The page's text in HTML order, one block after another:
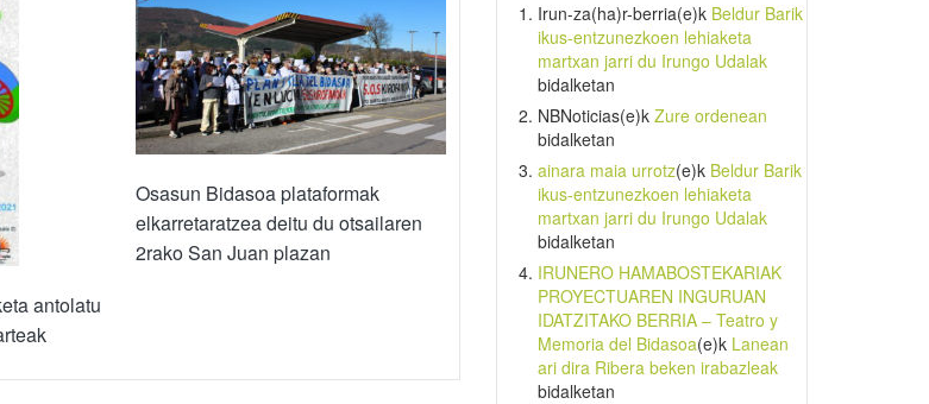
antolatu
Osasun Bidasoa plataformak
elkarretaratzea deitu du otsailaren
2rako San Juan plazan
Irun-za(ha)r-berria(e)k Beldur Barik
ikus-entzunezkoen lehiaketa
martxan jarri du Irungo Udalak
bidalketan
NBNoticias(e)k Zure ordenean
bidalketan
ainara maia urrotz(e)k Beldur Barik
ikus-entzunezkoen lehiaketa
martxan jarri du Irungo Udalak
bidalketan
IRUNERO HAMABOSTEKARIAK
PROYECTUAREN INGURUAN
IDATZITAKO BERRIA – Teatro y
Memoria del Bidasoa(e)k Lanean
ari dira Ribera beken irabazleak
bidalketan